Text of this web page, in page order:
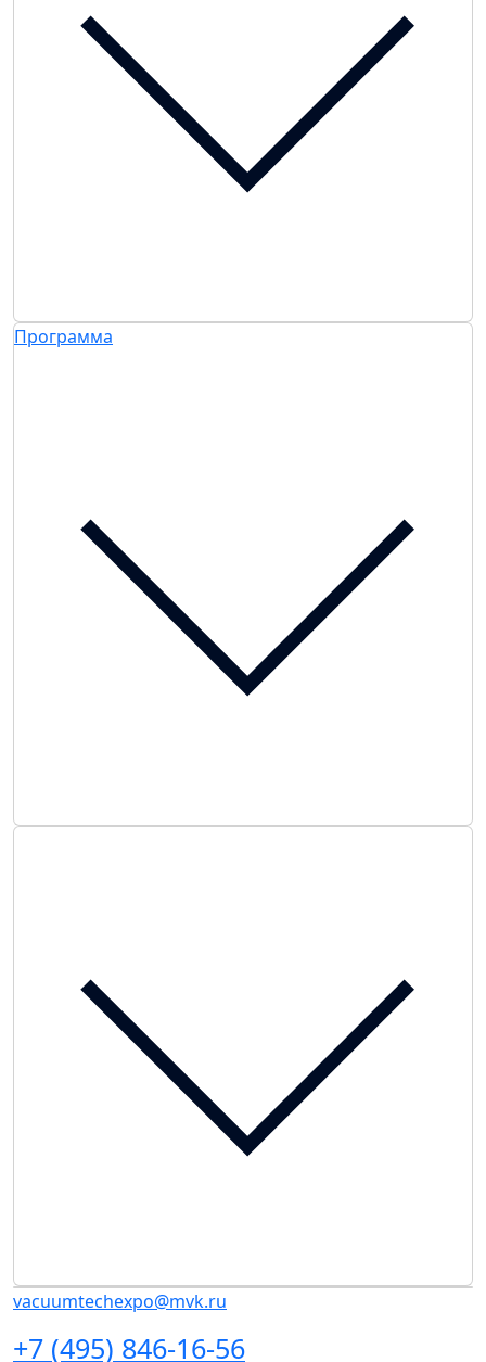
Программа
vacuumtechexpo@mvk.ru
+7 (495) 846-16-56